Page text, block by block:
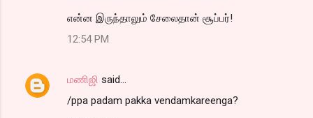
என்ன இருந்தாலும் சேலைதான் சூப்பர்!
12:54 PM
மணிஜி said…
/ppa padam pakka vendamkareenga?